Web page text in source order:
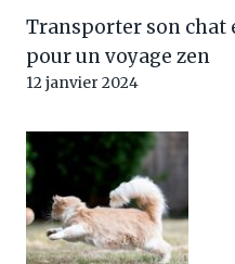
Transporter son chat
pour un voyage zen
12 janvier 2024